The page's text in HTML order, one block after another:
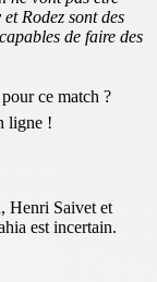
Rodez sont des
de faire des
ce match ?
ligne !
Henri Saivet et
est incertain.